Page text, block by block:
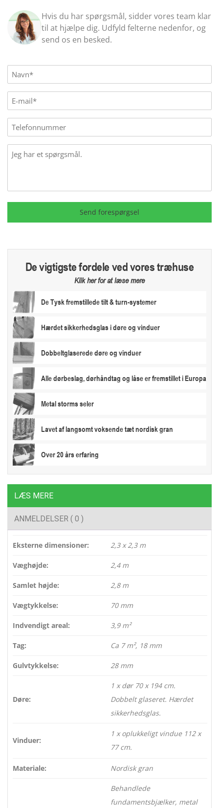
Hvis du har spørgsmål, sidder vores team klar
til at hjælpe dig. Udfyld felterne nedenfor, og
send os en besked.
Name(Påkrævet)
E-
mail(Påkrævet)
Phone
Message
Send forespørgsel
De vigtigste fordele ved vores træhuse
Klik her for at læse mere
De Tysk fremstillede tilt & turn-systemer
Hærdet sikkerhedsglas i døre og vinduer
Dobbeltglaserede døre og vinduer
Alle dørbeslag, dørhåndtag og låse er fremstillet i Europa
Metal storms seler
Lavet af langsomt voksende tæt nordisk gran
Over 20 års erfaring
LÆS MERE
ANMELDELSER ( 0 )
Eksterne dimensioner: 2,3 x 2,3 m
Væghøjde: 2,4 m
Samlet højde: 2,8 m
Vægtykkelse: 70 mm
Indvendigt areal: 3,9 m²
Tag: Ca 7 m², 18 mm
Gulvtykkelse: 28 mm
Døre:
1 x dør 70 x 194 cm.
Dobbelt glaseret. Hærdet
sikkerhedsglas.
Vinduer:
1 x oplukkeligt vindue 112 x
77 cm.
Materiale: Nordisk gran
Behandlede
fundamentsbjælker, metal